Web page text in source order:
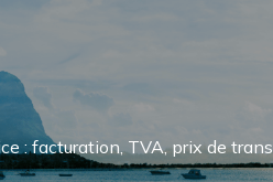
: facturation, TVA, prix de